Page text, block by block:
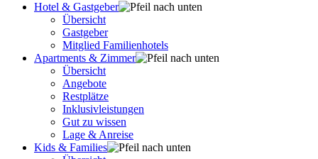
Hotel & Gastgeber
Übersicht
Gastgeber
Mitglied Familienhotels
Apartments & Zimmer
Übersicht
Angebote
Restplätze
Inklusivleistungen
Gut zu wissen
Lage & Anreise
Kids & Families